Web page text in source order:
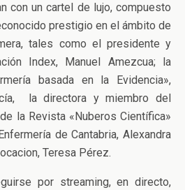
con un cartel de lujo, compuesto
prestigio en el ámbito de
tales como el presidente y
Index, Manuel Amezcua; la
basada en la Evidencia»,
la directora y miembro del
la Revista «Nuberos Científica»
de Cantabria, Alexandra
Teresa Pérez.
por streaming, en directo,